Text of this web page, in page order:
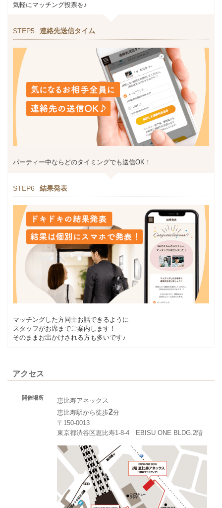
気軽にマッチング投票を♪
STEP5 連絡先送信タイム
パーティー中ならどのタイミングでも送信OK！
STEP6 結果発表
マッチングした方同士お話できるように
スタッフがお席までご案内します！
そのままお出かけされる方も多いです♪
アクセス
開催場所
恵比寿アネックス
恵比寿駅から徒歩2分
〒150-0013
東京都渋谷区恵比寿1-8-4 EBISU ONE BLDG.2階